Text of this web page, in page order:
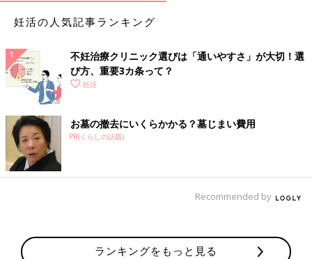
妊活の人気記事ランキング
不妊治療クリニック選びは「通いやすさ」が大切！選
び方、重要3カ条って？
妊活
お墓の撤去にいくらかかる？墓じまい費用
PR(くらしの話題)
Recommended by
ランキングをもっと見る